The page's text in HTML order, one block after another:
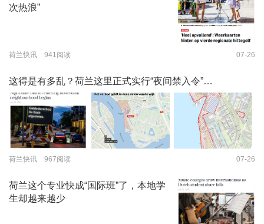
次热浪”
荷兰快讯 941阅读 07-26
这得是有多乱？荷兰这里正式实行“夜间禁入令”…
荷兰快讯 967阅读 07-26
荷兰这个专业快成“国际班”了，本地学
生却越来越少